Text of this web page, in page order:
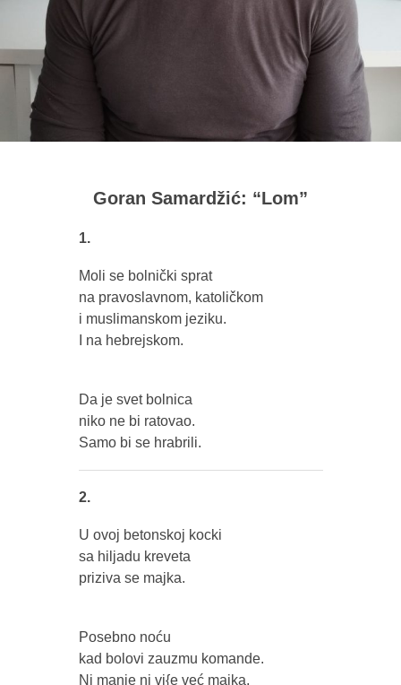
Goran Samardžić: “Lom”
1.
Moli se bolnički sprat
na pravoslavnom, katoličkom
i muslimanskom jeziku.
I na hebrejskom.
Da je svet bolnica
niko ne bi ratovao.
Samo bi se hrabrili.
2.
U ovoj betonskoj kocki
sa hiljadu kreveta
priziva se majka.
Posebno noću
kad bolovi zauzmu komande.
Ni manje ni vi{e već majka,